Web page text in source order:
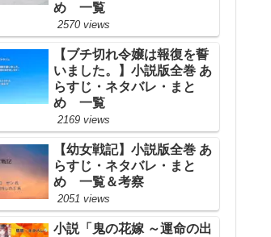
め 一覧
2570 views
【ブチ切れ令嬢は報復を誓
いました。】小説版全巻 あ
らすじ・ネタバレ・まと
め 一覧
2169 views
【幼女戦記】小説版全巻 あ
らすじ・ネタバレ・まと
め 一覧＆考察
2051 views
小説「鬼の花嫁 ～運命の出